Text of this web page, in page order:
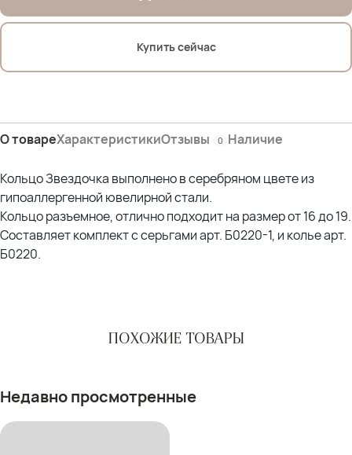
Купить сейчас
О товареХарактеристикиОтзывы 0 Наличие
Кольцо Звездочка выполнено в серебряном цвете из
гипоаллергенной ювелирной стали.
Кольцо разъемное, отлично подходит на размер от 16 до 19.
Составляет комплект с серьгами арт. Б0220-1, и колье арт.
Б0220.
ПОХОЖИЕ ТОВАРЫ
Недавно просмотренные